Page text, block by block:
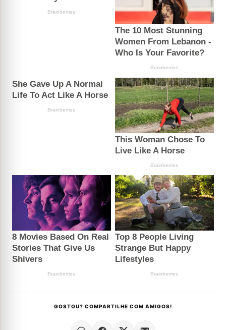
GOSTOU? COMPARTILHE COM AMIGOS!